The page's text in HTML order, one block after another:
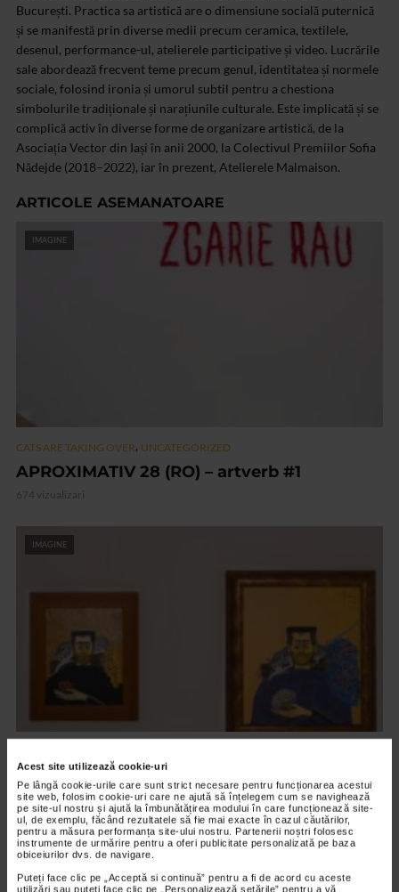
Acest site utilizează cookie-uri
Pe lângă cookie-urile care sunt strict necesare pentru funcționarea acestui
site web, folosim cookie-uri care ne ajută să înțelegem cum se navighează
pe site-ul nostru și ajută la îmbunătățirea modului în care funcționează site-
ul, de exemplu, făcând rezultatele să fie mai exacte în cazul căutărilor,
pentru a măsura performanța site-ului nostru. Partenerii noștri folosesc
instrumente de urmărire pentru a oferi publicitate personalizată pe baza
obiceiurilor dvs. de navigare.
Puteți face clic pe „Acceptă si continuă” pentru a fi de acord cu aceste
utilizări sau puteți face clic pe „Personalizează setările” pentru a vă
București. Practica sa artistică are o dimensiune socială puternică
și se manifestă prin diverse medii precum ceramica, textilele,
desenul, performance-ul, atelierele participative și video. Lucrările
sale abordează frecvent teme precum genul, identitatea și normele
sociale, folosind ironia și umorul subtil pentru a chestiona
simbolurile tradiționale și narațiunile culturale. Este implicată și se
complică activ în diverse forme de organizare artistică, de la
Asociația Vector din Iași în anii 2000, la Colectivul Premiilor Sofia
Nădejde (2018–2022), iar în prezent, Atelierele Malmaison.
ARTICOLE ASEMANATOARE
IMAGINE
CATS ARE TAKING OVER, UNCATEGORIZED
APROXIMATIV 28 (RO) – artverb #1
674 vizualizari
IMAGINE
SORIN ILFOVEANU (RO) – Bărbatul cu pisică
636 vizualizari
IMAGINE